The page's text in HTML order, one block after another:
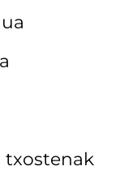
txostenak